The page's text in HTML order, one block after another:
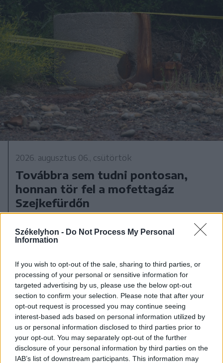
Székelyhon - Do Not Process My Personal
Information
If you wish to opt-out of the sale, sharing to third parties, or
processing of your personal or sensitive information for
targeted advertising by us, please use the below opt-out
section to confirm your selection. Please note that after your
opt-out request is processed you may continue seeing
interest-based ads based on personal information utilized by
us or personal information disclosed to third parties prior to
your opt-out. You may separately opt-out of the further
disclosure of your personal information by third parties on the
IAB’s list of downstream participants. This information may
2026. augusztus 06., csütörtök
Továbbra sem tudni pontosan,
honnan tör fel a mofettagáz
Szejkefürdőn